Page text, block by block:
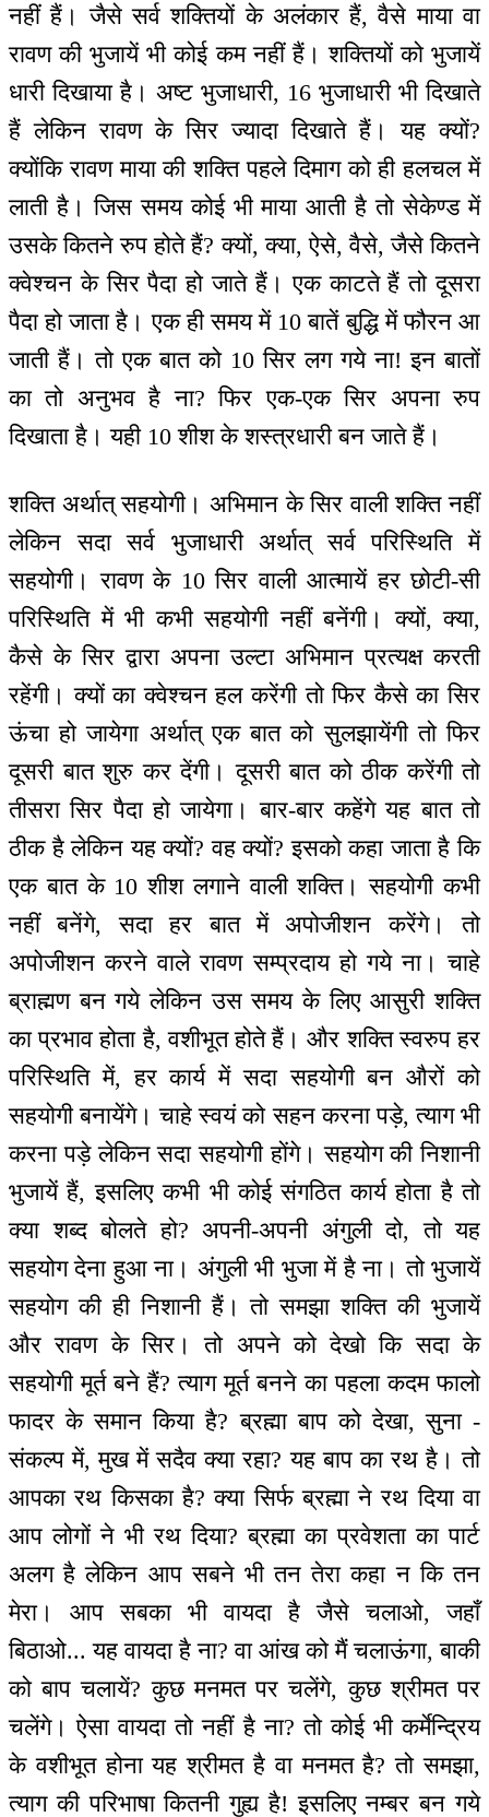
नहीं हैं। जैसे सर्व शक्तियों के अलंकार हैं, वैसे माया वा
रावण की भुजायें भी कोई कम नहीं हैं। शक्तियों को भुजायें
धारी दिखाया है। अष्ट भुजाधारी, 16 भुजाधारी भी दिखाते
हैं लेकिन रावण के सिर ज्यादा दिखाते हैं। यह क्यों?
क्योंकि रावण माया की शक्ति पहले दिमाग को ही हलचल में
लाती है। जिस समय कोई भी माया आती है तो सेकेण्ड में
उसके कितने रुप होते हैं? क्यों, क्या, ऐसे, वैसे, जैसे कितने
क्वेश्चन के सिर पैदा हो जाते हैं। एक काटते हैं तो दूसरा
पैदा हो जाता है। एक ही समय में 10 बातें बुद्धि में फौरन आ
जाती हैं। तो एक बात को 10 सिर लग गये ना! इन बातों
का तो अनुभव है ना? फिर एक-एक सिर अपना रुप
दिखाता है। यही 10 शीश के शस्त्रधारी बन जाते हैं।
शक्ति अर्थात् सहयोगी। अभिमान के सिर वाली शक्ति नहीं
लेकिन सदा सर्व भुजाधारी अर्थात् सर्व परिस्थिति में
सहयोगी। रावण के 10 सिर वाली आत्मायें हर छोटी-सी
परिस्थिति में भी कभी सहयोगी नहीं बनेंगी। क्यों, क्या,
कैसे के सिर द्वारा अपना उल्टा अभिमान प्रत्यक्ष करती
रहेंगी। क्यों का क्वेश्चन हल करेंगी तो फिर कैसे का सिर
ऊंचा हो जायेगा अर्थात् एक बात को सुलझायेंगी तो फिर
दूसरी बात शुरु कर देंगी। दूसरी बात को ठीक करेंगी तो
तीसरा सिर पैदा हो जायेगा। बार-बार कहेंगे यह बात तो
ठीक है लेकिन यह क्यों? वह क्यों? इसको कहा जाता है कि
एक बात के 10 शीश लगाने वाली शक्ति। सहयोगी कभी
नहीं बनेंगे, सदा हर बात में अपोजीशन करेंगे। तो
अपोजीशन करने वाले रावण सम्प्रदाय हो गये ना। चाहे
ब्राह्मण बन गये लेकिन उस समय के लिए आसुरी शक्ति
का प्रभाव होता है, वशीभूत होते हैं। और शक्ति स्वरुप हर
परिस्थिति में, हर कार्य में सदा सहयोगी बन औरों को
सहयोगी बनायेंगे। चाहे स्वयं को सहन करना पड़े, त्याग भी
करना पड़े लेकिन सदा सहयोगी होंगे। सहयोग की निशानी
भुजायें हैं, इसलिए कभी भी कोई संगठित कार्य होता है तो
क्या शब्द बोलते हो? अपनी-अपनी अंगुली दो, तो यह
सहयोग देना हुआ ना। अंगुली भी भुजा में है ना। तो भुजायें
सहयोग की ही निशानी हैं। तो समझा शक्ति की भुजायें
और रावण के सिर। तो अपने को देखो कि सदा के
सहयोगी मूर्त बने हैं? त्याग मूर्त बनने का पहला कदम फालो
फादर के समान किया है? ब्रह्मा बाप को देखा, सुना -
संकल्प में, मुख में सदैव क्या रहा? यह बाप का रथ है। तो
आपका रथ किसका है? क्या सिर्फ ब्रह्मा ने रथ दिया वा
आप लोगों ने भी रथ दिया? ब्रह्मा का प्रवेशता का पार्ट
अलग है लेकिन आप सबने भी तन तेरा कहा न कि तन
मेरा। आप सबका भी वायदा है जैसे चलाओ, जहाँ
बिठाओ... यह वायदा है ना? वा आंख को मैं चलाऊंगा, बाकी
को बाप चलायें? कुछ मनमत पर चलेंगे, कुछ श्रीमत पर
चलेंगे। ऐसा वायदा तो नहीं है ना? तो कोई भी कर्मेन्द्रिय
के वशीभूत होना यह श्रीमत है वा मनमत है? तो समझा,
त्याग की परिभाषा कितनी गुह्य है! इसलिए नम्बर बन गये